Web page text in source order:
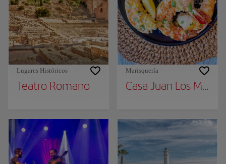
Lugares Históricos
Teatro Romano
Marisquería
Casa Juan Los